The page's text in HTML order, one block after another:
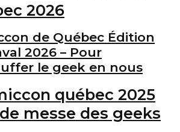
de Québec Édition
2026 – Pour
le geek en nous